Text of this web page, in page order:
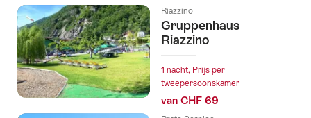
Riazzino
Gruppenhaus
Riazzino
1 nacht, Prijs per
tweepersoonskamer
van CHF 69